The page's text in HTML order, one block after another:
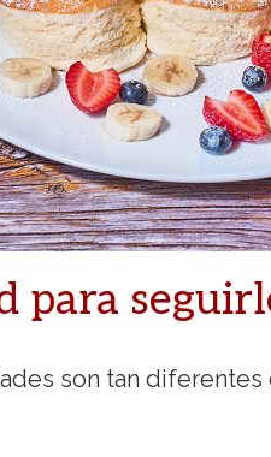
para
son tan